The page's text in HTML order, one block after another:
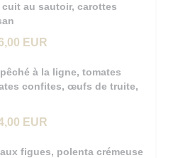
au sautoir, carottes
EUR
à la ligne, tomates
confites, œufs de truite,
EUR
figues, polenta crémeuse